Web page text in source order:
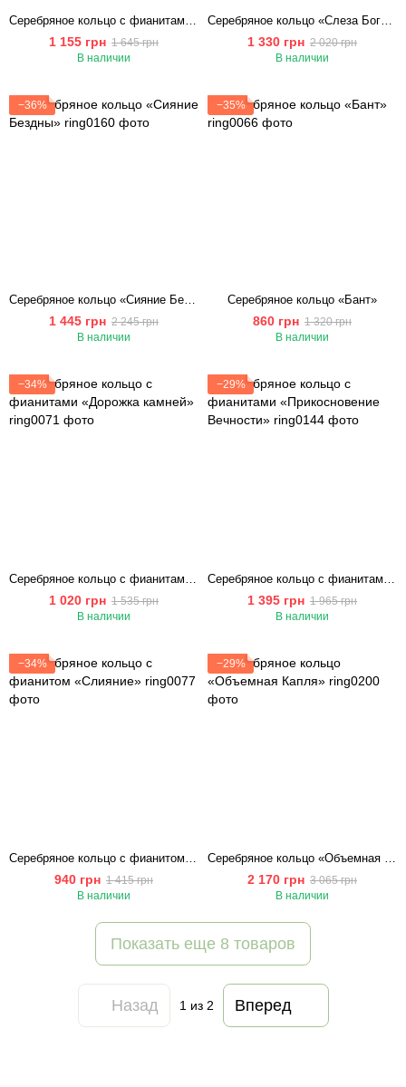
Серебряное кольцо с фианитами «Грейс»
1 155 грн 1 645 грн
В наличии
Серебряное кольцо «Слеза Богини»
1 330 грн 2 020 грн
В наличии
−36%
Серебряное кольцо «Сияние Бездны»
1 445 грн 2 245 грн
В наличии
−35%
Серебряное кольцо «Бант»
860 грн 1 320 грн
В наличии
−34%
Серебряное кольцо с фианитами «Дорожка камней»
1 020 грн 1 535 грн
В наличии
−29%
Серебряное кольцо с фианитами «Прикосновение Вечности»
1 395 грн 1 965 грн
В наличии
−34%
Серебряное кольцо с фианитом «Слияние»
940 грн 1 415 грн
В наличии
−29%
Серебряное кольцо «Объемная Капля»
2 170 грн 3 065 грн
В наличии
Показать еще 8 товаров
Назад 1 из 2 Вперед